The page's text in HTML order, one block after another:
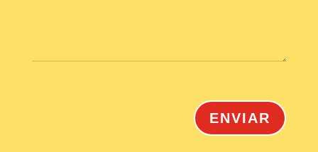
ENVIAR